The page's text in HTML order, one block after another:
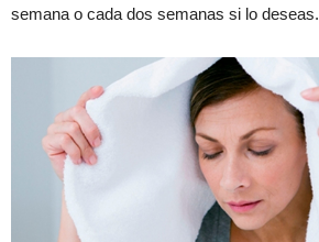
semana o cada dos semanas si lo deseas.